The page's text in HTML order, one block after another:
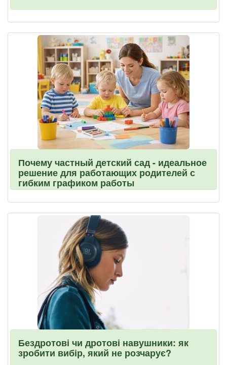
Почему частный детский сад - идеальное
решение для работающих родителей с
гибким графиком работы
Бездротові чи дротові навушники: як
зробити вибір, який не розчарує?